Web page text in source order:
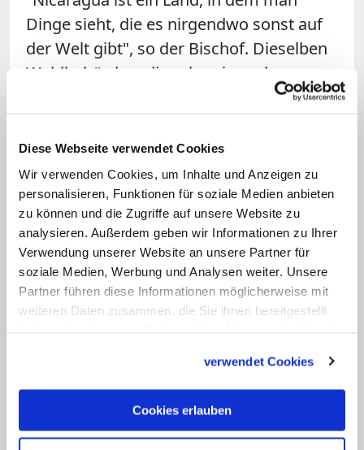
Diese Webseite verwendet Cookies
Wir verwenden Cookies, um Inhalte und Anzeigen zu
personalisieren, Funktionen für soziale Medien anbieten
zu können und die Zugriffe auf unsere Website zu
analysieren. Außerdem geben wir Informationen zu Ihrer
Verwendung unserer Website an unsere Partner für
soziale Medien, Werbung und Analysen weiter. Unsere
Partner führen diese Informationen möglicherweise mit
weiteren Daten zusammen, die Sie ihnen bereitgestellt
verwendet Cookies
Cookies erlauben
Dinge sieht, die es nirgendwo sonst auf
der Welt gibt", so der Bischof. Dieselben
Wahlbehörden, die schon in anderen
Fällen betrogen hätten, seien nun erneut
einzig bekannten Kandidaten seien ein
Ehepaar.
Daniel Ortega, einstiger Kommandeur
der marxistischen Sandinisten-Guerilla,
tritt bei den Wahlen am 6. November für
eine dritte Amtszeit als Präsident von
Nicaragua an. Kandidatin für das Amt des
Murillo. Die Bischöfe Nicaraguas hatten
zuletzt wiederholt vor der Schaffung
eines "Ein-Parteien-Regimes" in dem
zentralamerikanischen Land gewarnt.